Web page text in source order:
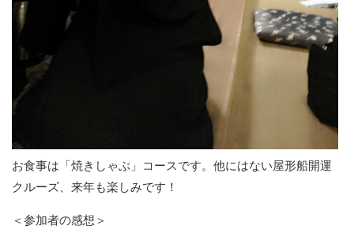
お食事は「焼きしゃぶ」コースです。他にはない屋形船開運
クルーズ、来年も楽しみです！
＜参加者の感想＞